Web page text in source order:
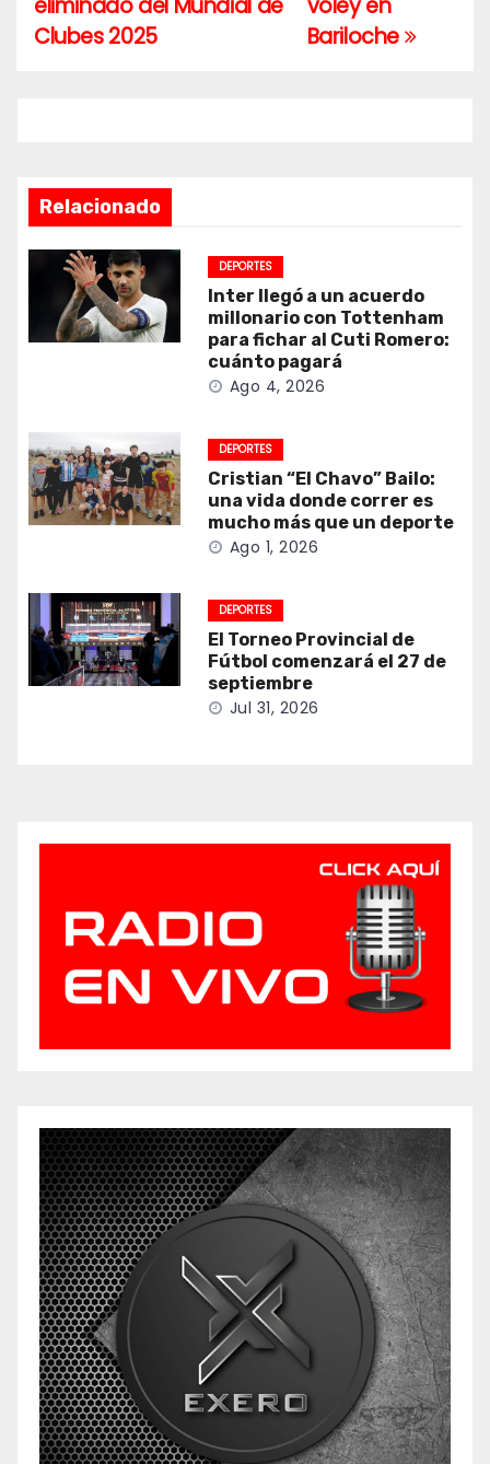
entradas
Bariloche
Clubes 2025
Relacionado
DEPORTES
Inter llegó a un acuerdo
millonario con Tottenham
para fichar al Cuti Romero:
cuánto pagará
Ago 4, 2026
DEPORTES
Cristian “El Chavo” Bailo:
una vida donde correr es
mucho más que un deporte
Ago 1, 2026
DEPORTES
El Torneo Provincial de
Fútbol comenzará el 27 de
septiembre
Jul 31, 2026